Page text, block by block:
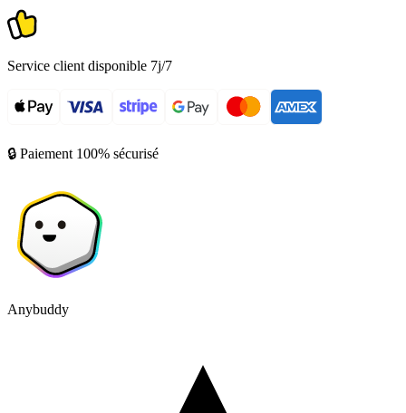
Service client disponible 7j/7
🔒 Paiement 100% sécurisé
Anybuddy